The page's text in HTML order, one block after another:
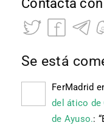
Contacta
Se está
FerMadrid
del ático de
de Ayuso.: “